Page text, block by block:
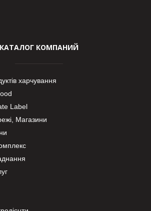
КАТАЛОГ КОМПАНИЙ
харчування
Label
Магазини